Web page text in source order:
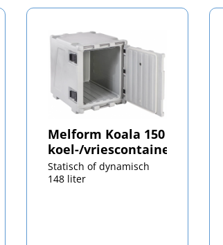
Melform Koala 150
koel-/vriescontainer
Statisch of dynamisch
148 liter